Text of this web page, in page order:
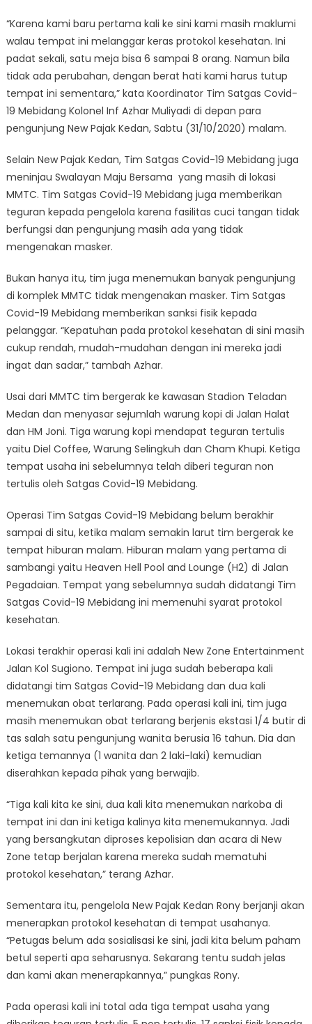
“Karena kami baru pertama kali ke sini kami masih maklumi
walau tempat ini melanggar keras protokol kesehatan. Ini
padat sekali, satu meja bisa 6 sampai 8 orang. Namun bila
tidak ada perubahan, dengan berat hati kami harus tutup
tempat ini sementara,” kata Koordinator Tim Satgas Covid-
19 Mebidang Kolonel Inf Azhar Muliyadi di depan para
pengunjung New Pajak Kedan, Sabtu (31/10/2020) malam.
Selain New Pajak Kedan, Tim Satgas Covid-19 Mebidang juga
meninjau Swalayan Maju Bersama yang masih di lokasi
MMTC. Tim Satgas Covid-19 Mebidang juga memberikan
teguran kepada pengelola karena fasilitas cuci tangan tidak
berfungsi dan pengunjung masih ada yang tidak
mengenakan masker.
Bukan hanya itu, tim juga menemukan banyak pengunjung
di komplek MMTC tidak mengenakan masker. Tim Satgas
Covid-19 Mebidang memberikan sanksi fisik kepada
pelanggar. “Kepatuhan pada protokol kesehatan di sini masih
cukup rendah, mudah-mudahan dengan ini mereka jadi
ingat dan sadar,” tambah Azhar.
Usai dari MMTC tim bergerak ke kawasan Stadion Teladan
Medan dan menyasar sejumlah warung kopi di Jalan Halat
dan HM Joni. Tiga warung kopi mendapat teguran tertulis
yaitu Diel Coffee, Warung Selingkuh dan Cham Khupi. Ketiga
tempat usaha ini sebelumnya telah diberi teguran non
tertulis oleh Satgas Covid-19 Mebidang.
Operasi Tim Satgas Covid-19 Mebidang belum berakhir
sampai di situ, ketika malam semakin larut tim bergerak ke
tempat hiburan malam. Hiburan malam yang pertama di
sambangi yaitu Heaven Hell Pool and Lounge (H2) di Jalan
Pegadaian. Tempat yang sebelumnya sudah didatangi Tim
Satgas Covid-19 Mebidang ini memenuhi syarat protokol
kesehatan.
Lokasi terakhir operasi kali ini adalah New Zone Entertainment
Jalan Kol Sugiono. Tempat ini juga sudah beberapa kali
didatangi tim Satgas Covid-19 Mebidang dan dua kali
menemukan obat terlarang. Pada operasi kali ini, tim juga
masih menemukan obat terlarang berjenis ekstasi 1/4 butir di
tas salah satu pengunjung wanita berusia 16 tahun. Dia dan
ketiga temannya (1 wanita dan 2 laki-laki) kemudian
diserahkan kepada pihak yang berwajib.
“Tiga kali kita ke sini, dua kali kita menemukan narkoba di
tempat ini dan ini ketiga kalinya kita menemukannya. Jadi
yang bersangkutan diproses kepolisian dan acara di New
Zone tetap berjalan karena mereka sudah mematuhi
protokol kesehatan,” terang Azhar.
Sementara itu, pengelola New Pajak Kedan Rony berjanji akan
menerapkan protokol kesehatan di tempat usahanya.
“Petugas belum ada sosialisasi ke sini, jadi kita belum paham
betul seperti apa seharusnya. Sekarang tentu sudah jelas
dan kami akan menerapkannya,” pungkas Rony.
Pada operasi kali ini total ada tiga tempat usaha yang